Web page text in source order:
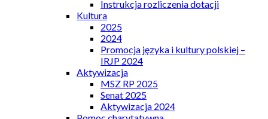
Instrukcja rozliczenia dotacji
Kultura
2025
2024
Promocja języka i kultury polskiej –
IRJP 2024
Aktywizacja
MSZ RP 2025
Senat 2025
Aktywizacja 2024